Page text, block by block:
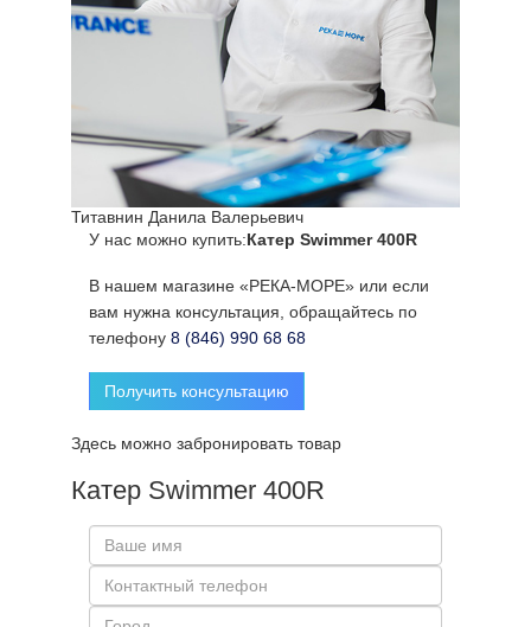
Титавнин Данила Валерьевич
У нас можно купить:Катер Swimmer 400R
В нашем магазине «РЕКА-МОРЕ» или если
вам нужна консультация, обращайтесь по
телефону 8 (846) 990 68 68
Получить консультацию
Здесь можно забронировать товар
Катер Swimmer 400R